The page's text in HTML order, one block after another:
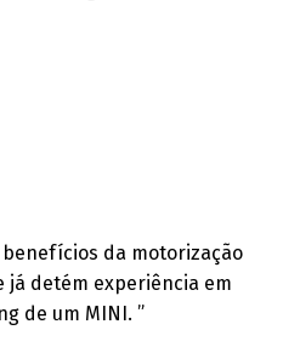
benefícios da motorização
já detém experiência em
de um MINI. ”